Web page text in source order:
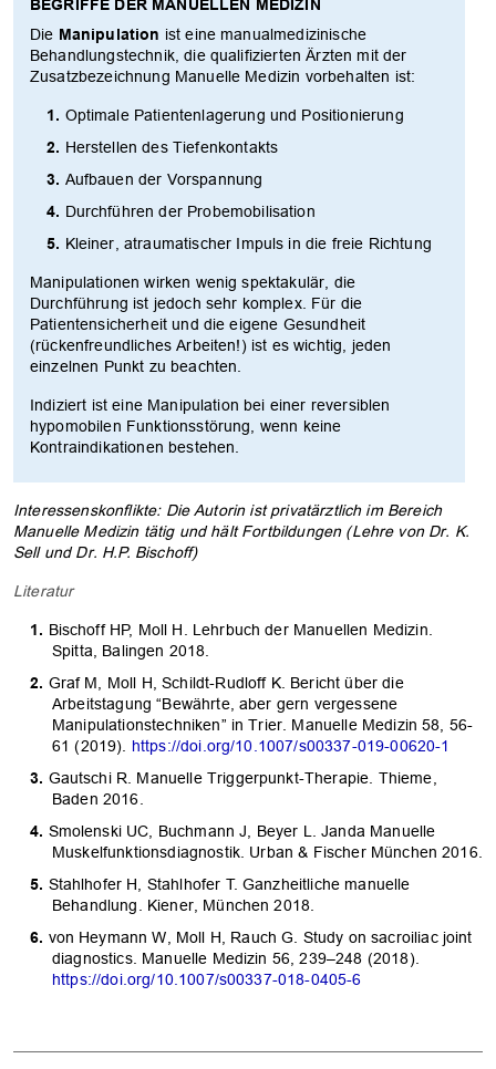
BEGRIFFE DER MANUELLEN MEDIZIN
Die Manipulation ist eine manualmedizinische
Behandlungstechnik, die qualifizierten Ärzten mit der
Zusatzbezeichnung Manuelle Medizin vorbehalten ist:
Optimale Patientenlagerung und Positionierung
Herstellen des Tiefenkontakts
Aufbauen der Vorspannung
Durchführen der Probemobilisation
Kleiner, atraumatischer Impuls in die freie Richtung
Manipulationen wirken wenig spektakulär, die
Durchführung ist jedoch sehr komplex. Für die
Patientensicherheit und die eigene Gesundheit
(rückenfreundliches Arbeiten!) ist es wichtig, jeden
einzelnen Punkt zu beachten.
Indiziert ist eine Manipulation bei einer reversiblen
hypomobilen Funktionsstörung, wenn keine
Kontraindikationen bestehen.
Interessenskonflikte: Die Autorin ist privatärztlich im Bereich
Manuelle Medizin tätig und hält Fortbildungen (Lehre von Dr. K.
Sell und Dr. H.P. Bischoff)
Literatur
Bischoff HP, Moll H. Lehrbuch der Manuellen Medizin.
Spitta, Balingen 2018.
Graf M, Moll H, Schildt-Rudloff K. Bericht über die
Arbeitstagung “Bewährte, aber gern vergessene
Manipulationstechniken” in Trier. Manuelle Medizin 58, 56-
61 (2019). https://doi.org/10.1007/s00337-019-00620-1
Gautschi R. Manuelle Triggerpunkt-Therapie. Thieme,
Baden 2016.
Smolenski UC, Buchmann J, Beyer L. Janda Manuelle
Muskelfunktionsdiagnostik. Urban & Fischer München 2016.
Stahlhofer H, Stahlhofer T. Ganzheitliche manuelle
Behandlung. Kiener, München 2018.
von Heymann W, Moll H, Rauch G. Study on sacroiliac joint
diagnostics. Manuelle Medizin 56, 239–248 (2018).
https://doi.org/10.1007/s00337-018-0405-6